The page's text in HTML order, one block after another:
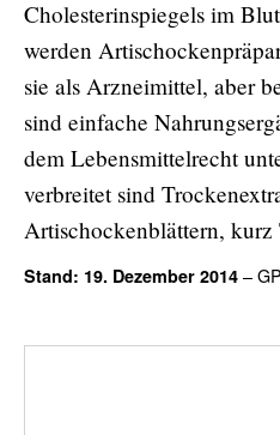
Cholesterinspiegels im
werden
sie als Arzneimittel, aber
sind einfache
dem Lebensmittelrecht
verbreitet sind
Artischockenblättern,
Stand: 19. Dezember 2014 –